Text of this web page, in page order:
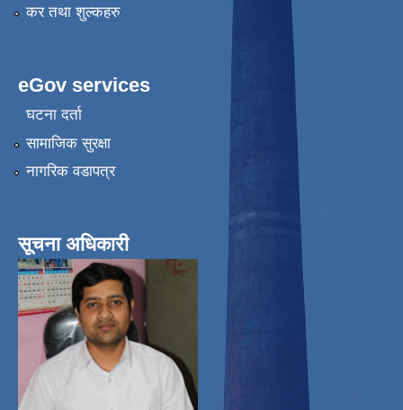
कर तथा शुल्कहरु
eGov services
घटना दर्ता
सामाजिक सुरक्षा
नागरिक वडापत्र
सूचना अधिकारी